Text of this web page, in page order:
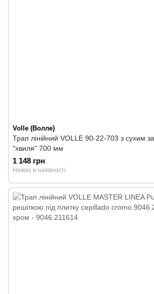
Volle (Волле)
Трап лінійний VOLLE 90-22-703 з сухим
"хвиля" 700 мм
1 148 грн
Немає в наявності